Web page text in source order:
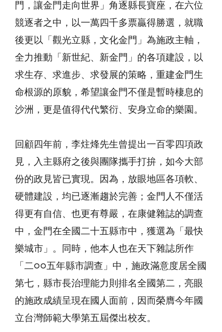
門，讓金門走向世界」角逐縣長寶座，在六位
競逐者之中，以一萬四千多票贏得勝選，就職
後更以「觀光立縣，文化金門」為施政主軸，
全力推動「新世紀、新金門」的各項建設，以
求生存、求進步、求發展的策略，重建金門生
命根源的原貌，希望讓金門不僅是暫時棲息的
沙洲，更是值得代代繁衍、安身立命的樂園。
回顧四年前，李炷烽先生曾提出一百零四項政
見，入主縣府之後與團隊攜手打拚，如今大部
份的政見皆已實現。因為，放眼地區各項軟、
硬體建設，均已逐漸趨於完善；金門人不僅活
得更有自信、也更有尊嚴，在康健雜誌的調查
中，金門在全國二十五縣市中，獲選為「最快
樂城市」。同時，他本人也在天下雜誌所作
「二○○五年縣市調查」中，施政滿意度居全國
第七，縣市長治理能力則排名全國第二，亮眼
的施政成績呈現在國人面前，因而榮膺今年國
立台灣師範大學第五屆傑出校友。